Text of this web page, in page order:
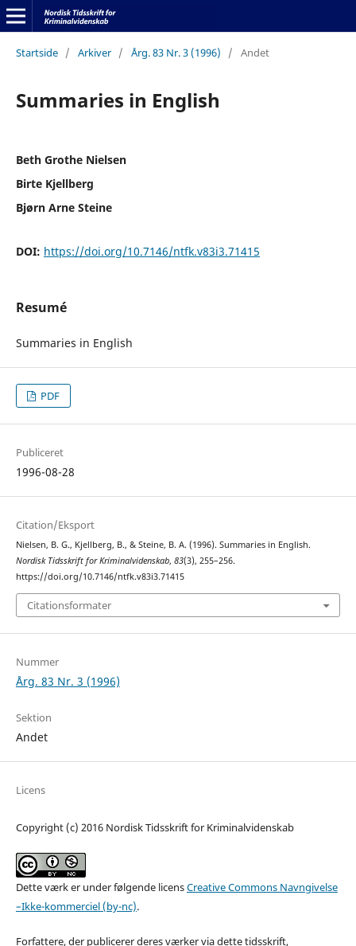
Startside / Arkiver / Årg. 83 Nr. 3 (1996) / Andet
Summaries in English
Beth Grothe Nielsen
Birte Kjellberg
Bjørn Arne Steine
DOI: https://doi.org/10.7146/ntfk.v83i3.71415
Resumé
Summaries in English
PDF
Publiceret
1996-08-28
Citation/Eksport
Nielsen, B. G., Kjellberg, B., & Steine, B. A. (1996). Summaries in English.
Nordisk Tidsskrift for Kriminalvidenskab, 83(3), 255–256.
https://doi.org/10.7146/ntfk.v83i3.71415
Citationsformater
Nummer
Årg. 83 Nr. 3 (1996)
Sektion
Andet
Licens
Copyright (c) 2016 Nordisk Tidsskrift for Kriminalvidenskab
Dette værk er under følgende licensCreative Commons Navngivelse
–Ikke-kommerciel (by-nc).
Forfattere, der publicerer deres værker via dette tidsskrift,